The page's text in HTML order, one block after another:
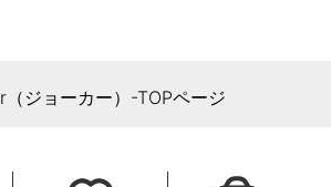
（ジョーカー）-TOPページ